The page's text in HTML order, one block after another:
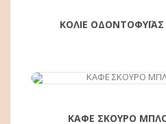
ΚΟΛΙΕ
ΚΑΦΕ ΣΚΟΥΡΟ